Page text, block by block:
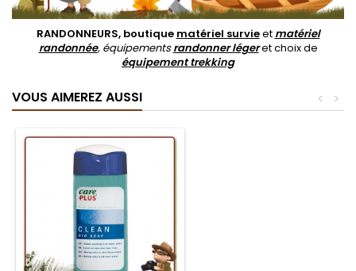
RANDONNEURS, boutique matériel survieet matériel
randonnée, équipementsrandonner légeret choix de
équipement trekking
VOUS AIMEREZ AUSSI >
<